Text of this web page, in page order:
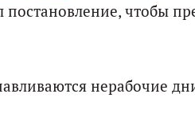
чтобы
нерабочие